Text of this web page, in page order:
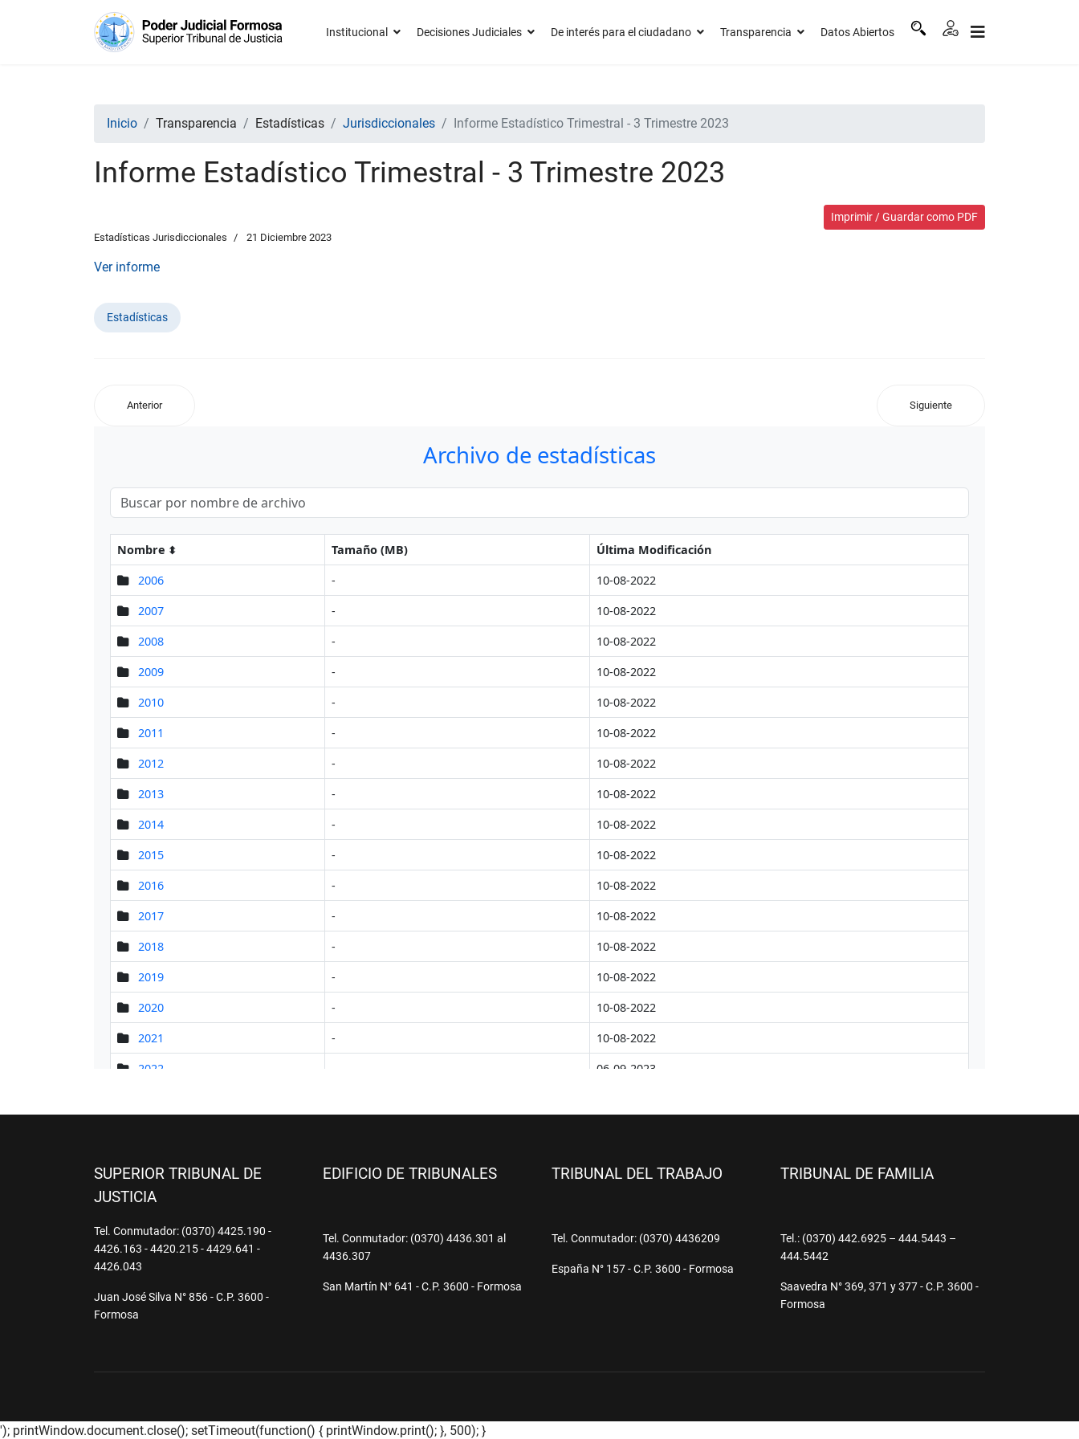
Institucional Decisiones Judiciales De interés para el ciudadano Transparencia Datos Abiertos
Inicio Transparencia Estadísticas Jurisdiccionales Informe Estadístico Trimestral - 3 Trimestre 2023
Informe Estadístico Trimestral - 3 Trimestre 2023
Imprimir / Guardar como PDF
Estadísticas Jurisdiccionales 21 Diciembre 2023
Ver informe
Estadísticas
Anterior Siguiente
SUPERIOR TRIBUNAL DE
JUSTICIA
Tel. Conmutador: (0370) 4425.190 -
4426.163 - 4420.215 - 4429.641 -
4426.043
Juan José Silva N° 856 - C.P. 3600 -
Formosa
EDIFICIO DE TRIBUNALES
Tel. Conmutador: (0370) 4436.301 al
4436.307
San Martín N° 641 - C.P. 3600 - Formosa
TRIBUNAL DEL TRABAJO
Tel. Conmutador: (0370) 4436209
España N° 157 - C.P. 3600 - Formosa
TRIBUNAL DE FAMILIA
Tel.: (0370) 442.6925 – 444.5443 –
444.5442
Saavedra N° 369, 371 y 377 - C.P. 3600 -
Formosa
'); printWindow.document.close(); setTimeout(function() { printWindow.print(); }, 500); }